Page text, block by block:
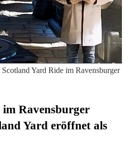
Yard Ride im Ravensburger
Ravensburger
Yard eröffnet als